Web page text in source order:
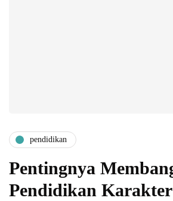
pendidikan
Pentingnya
Pendidikan